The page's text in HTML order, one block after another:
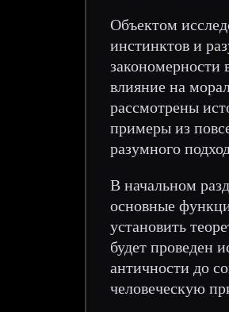
Объектом
инстинктов и
закономерности
влияние на
рассмотрены
примеры из
разумного
В начальном
основные
установить
будет проведен
античности до
человеческую